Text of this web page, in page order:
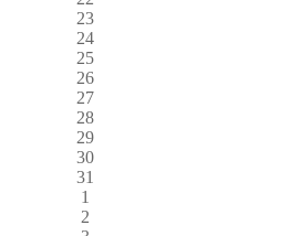
23
24
25
26
27
28
29
30
31
1
2